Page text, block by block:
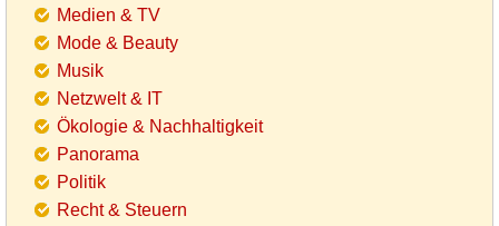
Medien & TV
Mode & Beauty
Musik
Netzwelt & IT
Ökologie & Nachhaltigkeit
Panorama
Politik
Recht & Steuern